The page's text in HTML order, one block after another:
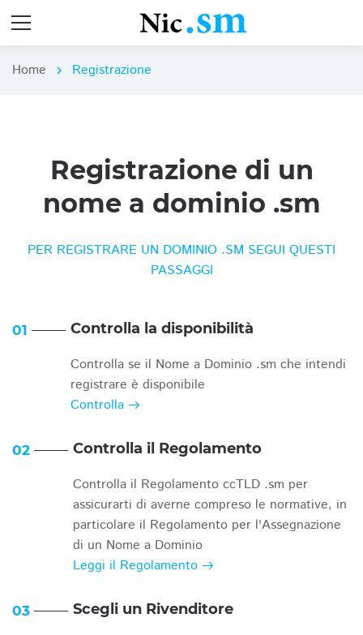
Home chevron_right Registrazione
Registrazione di un
nome a dominio .sm
PER REGISTRARE UN DOMINIO .SM SEGUI QUESTI
PASSAGGI
01 Controlla la disponibilità
Controlla se il Nome a Dominio .sm che intendi
registrare è disponibile
Controlla
02 Controlla il Regolamento
Controlla il Regolamento ccTLD .sm per
assicurarti di averne compreso le normative, in
particolare il Regolamento per l'Assegnazione
di un Nome a Dominio
Leggi il Regolamento
03 Scegli un Rivenditore